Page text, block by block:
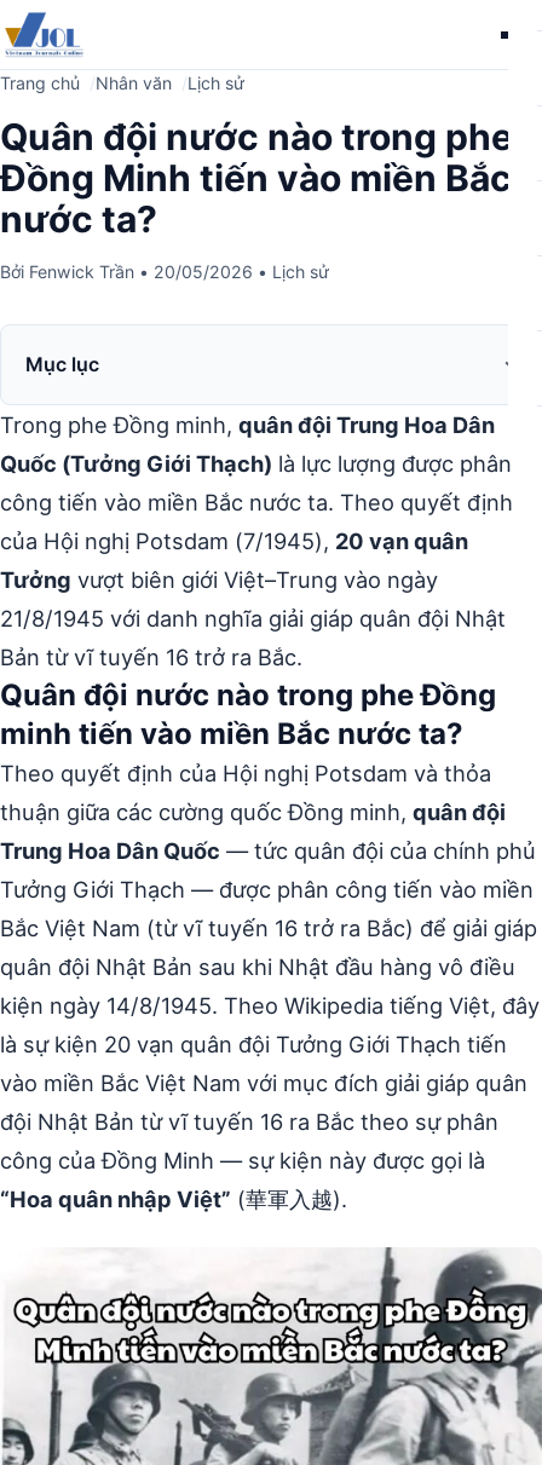
Trang chủ Nhân văn Lịch sử
Quân đội nước nào trong phe
Đồng Minh tiến vào miền Bắc
nước ta?
Bởi Fenwick Trần • 20/05/2026 • Lịch sử
Mục lục
Trong phe Đồng minh, quân đội Trung Hoa Dân
Quốc (Tưởng Giới Thạch) là lực lượng được phân
công tiến vào miền Bắc nước ta. Theo quyết định
của Hội nghị Potsdam (7/1945), 20 vạn quân
Tưởng vượt biên giới Việt–Trung vào ngày
21/8/1945 với danh nghĩa giải giáp quân đội Nhật
Bản từ vĩ tuyến 16 trở ra Bắc.
Quân đội nước nào trong phe Đồng
minh tiến vào miền Bắc nước ta?
Theo quyết định của Hội nghị Potsdam và thỏa
thuận giữa các cường quốc Đồng minh, quân đội
Trung Hoa Dân Quốc — tức quân đội của chính phủ
Tưởng Giới Thạch — được phân công tiến vào miền
Bắc Việt Nam (từ vĩ tuyến 16 trở ra Bắc) để giải giáp
quân đội Nhật Bản sau khi Nhật đầu hàng vô điều
kiện ngày 14/8/1945. Theo Wikipedia tiếng Việt, đây
là sự kiện 20 vạn quân đội Tưởng Giới Thạch tiến
vào miền Bắc Việt Nam với mục đích giải giáp quân
đội Nhật Bản từ vĩ tuyến 16 ra Bắc theo sự phân
công của Đồng Minh — sự kiện này được gọi là
“Hoa quân nhập Việt” (華軍入越).